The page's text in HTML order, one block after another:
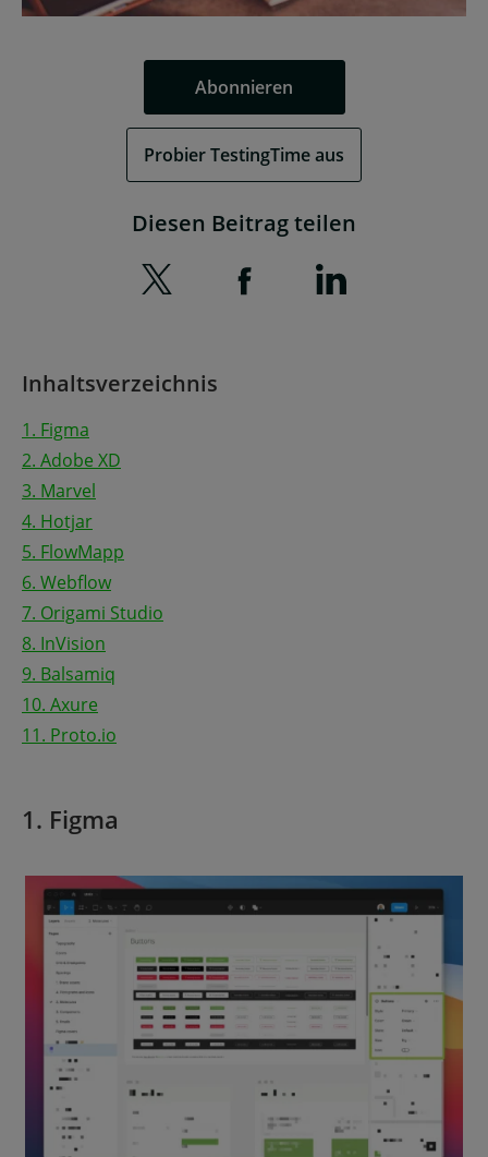
Abonnieren
Probier TestingTime aus
Diesen Beitrag teilen
Inhaltsverzeichnis
1. Figma
2. Adobe XD
3. Marvel
4. Hotjar
5. FlowMapp
6. Webflow
7. Origami Studio
8. InVision
9. Balsamiq
10. Axure
11. Proto.io
1. Figma